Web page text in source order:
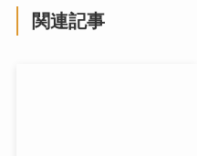
関連記事